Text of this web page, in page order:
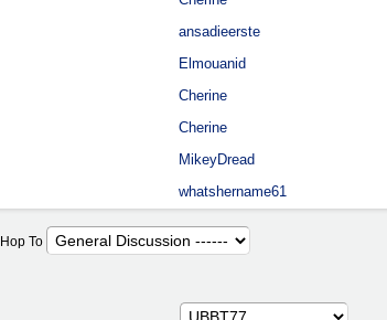
ansadieerste
Elmouanid
Cherine
Cherine
MikeyDread
whatshername61
Hop To